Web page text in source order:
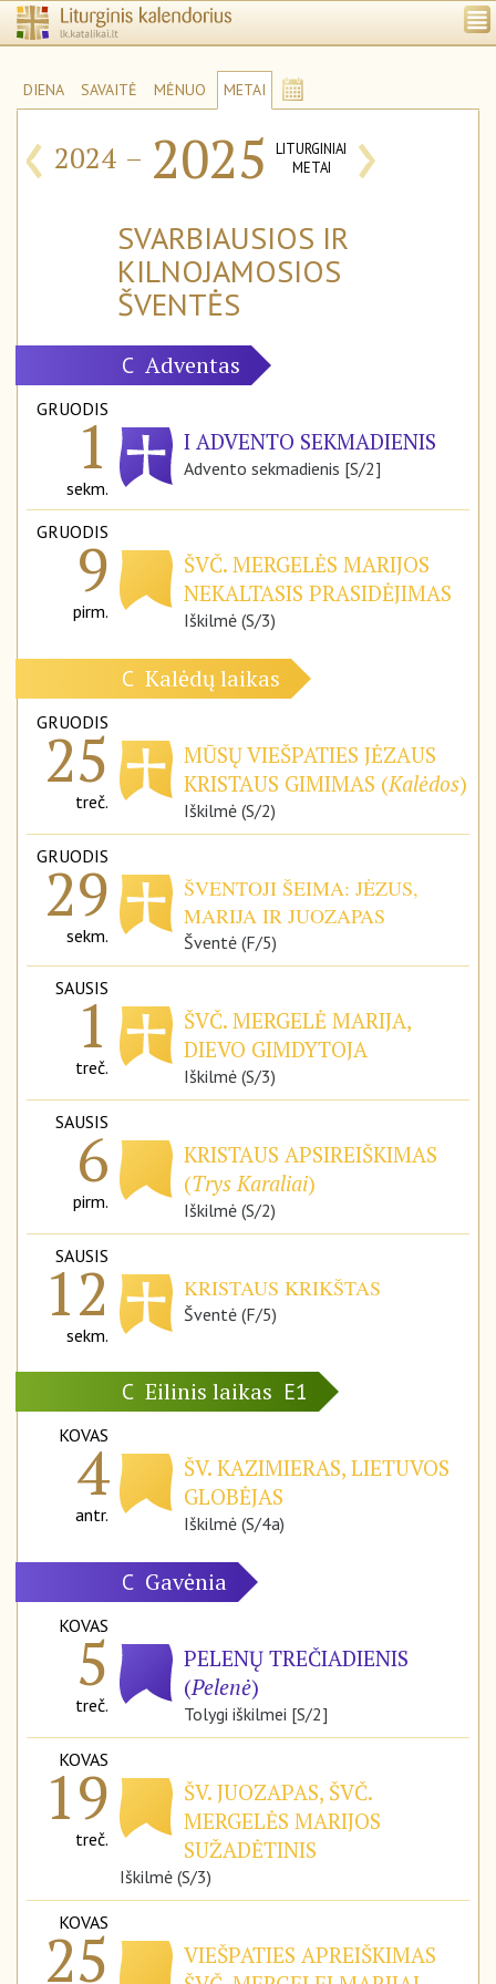
DIENA SAVAITĖ MĖNUO METAI
‹ 2024 – 2025
LITURGINIAI
METAI
›
SVARBIAUSIOS IR
KILNOJAMOSIOS
ŠVENTĖS
C Adventas
GRUODIS
1
sekm.
I ADVENTO SEKMADIENIS
Advento sekmadienis [S/2]
GRUODIS
9
pirm.
ŠVČ. MERGELĖS MARIJOS
NEKALTASIS PRASIDĖJIMAS
Iškilmė (S/3)
C Kalėdų laikas
GRUODIS
25
treč.
MŪSŲ VIEŠPATIES JĖZAUS
KRISTAUS GIMIMAS (Kalėdos)
Iškilmė (S/2)
GRUODIS
29
sekm.
ŠVENTOJI ŠEIMA: JĖZUS,
MARIJA IR JUOZAPAS
Šventė (F/5)
SAUSIS
1
treč.
ŠVČ. MERGELĖ MARIJA,
DIEVO GIMDYTOJA
Iškilmė (S/3)
SAUSIS
6
pirm.
KRISTAUS APSIREIŠKIMAS
(Trys Karaliai)
Iškilmė (S/2)
SAUSIS
12
sekm.
KRISTAUS KRIKŠTAS
Šventė (F/5)
C Eilinis laikas E1
KOVAS
4
antr.
ŠV. KAZIMIERAS, LIETUVOS
GLOBĖJAS
Iškilmė (S/4a)
C Gavėnia
KOVAS
5
treč.
PELENŲ TREČIADIENIS
(Pelenė)
Tolygi iškilmei [S/2]
KOVAS
19
treč.
ŠV. JUOZAPAS, ŠVČ.
MERGELĖS MARIJOS
SUŽADĖTINIS
Iškilmė (S/3)
KOVAS
25
VIEŠPATIES APREIŠKIMAS